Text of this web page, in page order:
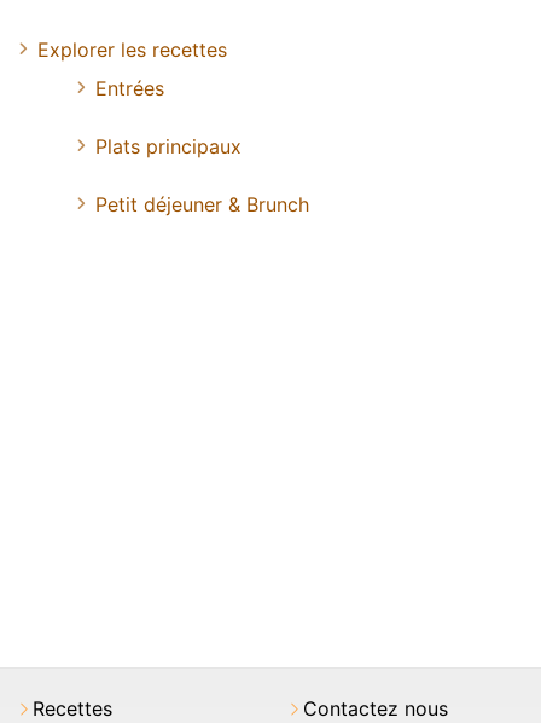
Explorer les recettes
Entrées
Plats principaux
Petit déjeuner & Brunch
Recettes Contactez nous